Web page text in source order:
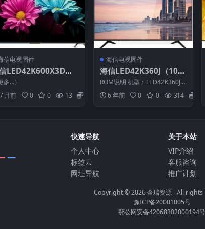
信电视固件
LED42K600X3D（1
）BOM2_C003_201
盘刷机固件
多…）
7 月前
0 0 13
海信电视固件
海信LED42K360J（100
0）BOM21官方原厂USB
刷机电视固件包
ROM说明 机型：LED42K360J
固件版本：（1000） BOM：21
海...6 年前 0 0 314
快速导航
个人中心
标签云
网址导航
关于本站
VIP介绍
客服咨询
推广计划
Copyright © 2026金瑞资源- All rights
豫ICP备20001005号
鄂公网安备42068302000194号